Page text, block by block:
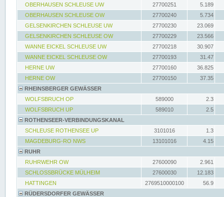
OBERHAUSEN SCHLEUSE UW
27700251
5.189
OBERHAUSEN SCHLEUSE OW
27700240
5.734
GELSENKIRCHEN SCHLEUSE UW
27700230
23.069
GELSENKIRCHEN SCHLEUSE OW
27700229
23.566
WANNE EICKEL SCHLEUSE UW
27700218
30.907
WANNE EICKEL SCHLEUSE OW
27700193
31.47
HERNE UW
27700160
36.825
HERNE OW
27700150
37.35
RHEINSBERGER GEWÄSSER
WOLFSBRUCH OP
589000
2.3
WOLFSBRUCH UP
589010
2.5
ROTHENSEER-VERBINDUNGSKANAL
SCHLEUSE ROTHENSEE UP
3101016
1.3
MAGDEBURG-RO NWS
13101016
4.15
RUHR
RUHRWEHR OW
27600090
2.961
SCHLOSSBRÜCKE MÜLHEIM
27600030
12.183
HATTINGEN
2769510000100
56.9
RÜDERSDORFER GEWÄSSER